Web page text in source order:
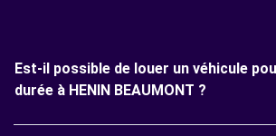
Est-il possible de louer un véhicule
durée à HENIN BEAUMONT ?